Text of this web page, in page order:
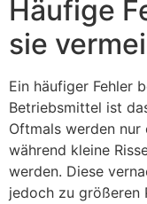
Häufige
sie
Ein häufiger Fehler
Betriebsmittel ist
Oftmals werden
während kleine
werden. Diese
jedoch zu größeren